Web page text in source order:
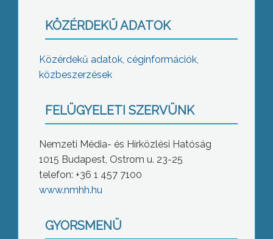
KÖZÉRDEKŰ ADATOK
Közérdekű adatok, céginformációk,
közbeszerzések
FELÜGYELETI SZERVÜNK
Nemzeti Média- és Hírközlési Hatóság
1015 Budapest, Ostrom u. 23-25
telefon: +36 1 457 7100
www.nmhh.hu
GYORSMENÜ